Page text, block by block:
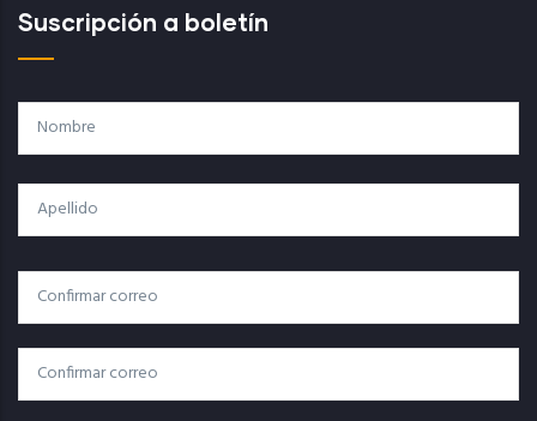
Suscripción a boletín
Nombre
Apellido
Correo
Electrónico
Correo Electrónico
Confirmar Correo